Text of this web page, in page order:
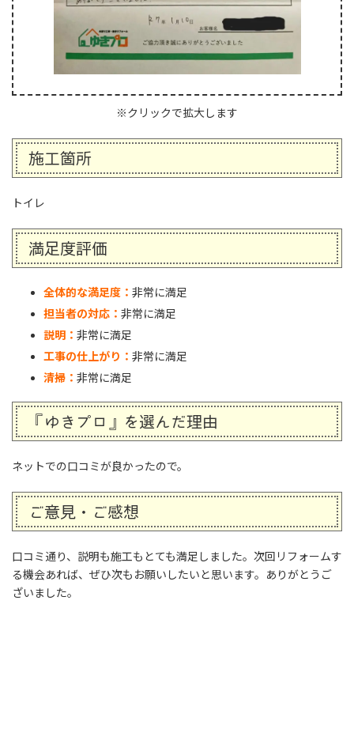
※クリックで拡大します
施工箇所
トイレ
満足度評価
全体的な満足度： 非常に満足
担当者の対応： 非常に満足
説明： 非常に満足
工事の仕上がり： 非常に満足
清掃： 非常に満足
『ゆきプロ』を選んだ理由
ネットでの口コミが良かったので。
ご意見・ご感想
口コミ通り、説明も施工もとても満足しました。次回リフォームす
る機会あれば、ぜひ次もお願いしたいと思います。ありがとうご
ざいました。